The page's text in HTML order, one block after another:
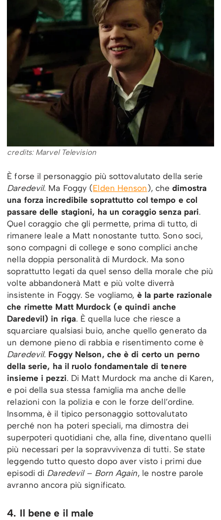
credits: Marvel Television
È forse il personaggio più sottovalutato della serie
Daredevil. Ma Foggy (Elden Henson), chedimostra
una forza incredibile soprattutto col tempo e col
passare delle stagioni, ha un coraggio senza pari.
Quel coraggio che gli permette, prima di tutto, di
rimanere leale a Matt nonostante tutto. Sono soci,
sono compagni di college e sono complici anche
nella doppia personalità di Murdock. Ma sono
soprattutto legati da quel senso della morale che più
volte abbandonerà Matt e più volte diverrà
insistente in Foggy. Se vogliamo, è la parte razionale
che rimette Matt Murdock (e quindi anche
Daredevil) in riga. È quella luce che riesce a
squarciare qualsiasi buio, anche quello generato da
un demone pieno di rabbia e risentimento come è
Daredevil. Foggy Nelson, che è di certo un perno
della serie, ha il ruolo fondamentale di tenere
insieme i pezzi. Di Matt Murdock ma anche di Karen,
e poi della sua stessa famiglia ma anche delle
relazioni con la polizia e con le forze dell’ordine.
Insomma, è il tipico personaggio sottovalutato
perché non ha poteri speciali, ma dimostra dei
superpoteri quotidiani che, alla fine, diventano quelli
più necessari per la sopravvivenza di tutti. Se state
leggendo tutto questo dopo aver visto i primi due
episodi di Daredevil – Born Again, le nostre parole
avranno ancora più significato.
4. Il bene e il male